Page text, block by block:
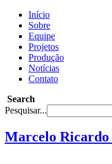
Início
Sobre
Equipe
Projetos
Produção
Notícias
Contato
Search
Pesquisar...
Marcelo